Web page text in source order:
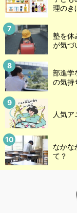
理のき
塾を休
が気づ
部進学
の気持
人気
なかな
て？